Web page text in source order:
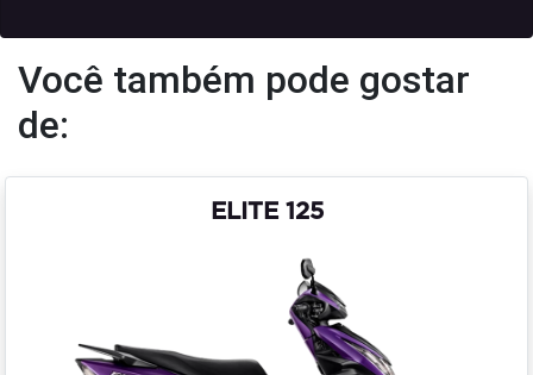
Você também pode gostar
de:
ELITE 125